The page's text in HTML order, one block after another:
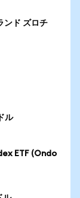
ド ズロチ
ル
ETF (Ondo